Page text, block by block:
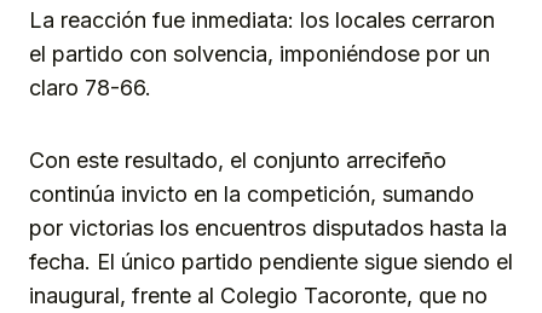
La reacción fue inmediata: los locales cerraron
el partido con solvencia, imponiéndose por un
claro 78-66.
Con este resultado, el conjunto arrecifeño
continúa invicto en la competición, sumando
por victorias los encuentros disputados hasta la
fecha. El único partido pendiente sigue siendo el
inaugural, frente al Colegio Tacoronte, que no